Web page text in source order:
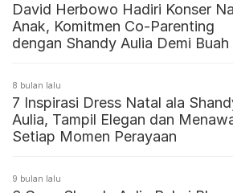
David Herbowo Hadiri Konser
Anak, Komitmen Co-Parenting
dengan Shandy Aulia Demi
8 bulan lalu
7 Inspirasi Dress Natal ala
Aulia, Tampil Elegan dan
Setiap Momen Perayaan
9 bulan lalu